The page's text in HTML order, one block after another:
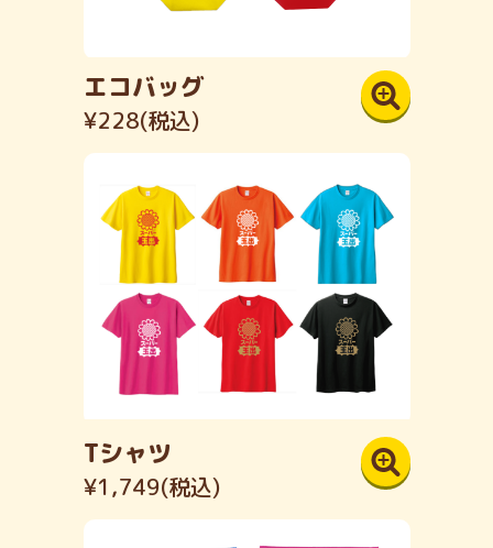
LINE友達登録
エコバッグ
¥228(税込)
Tシャツ
¥1,749(税込)